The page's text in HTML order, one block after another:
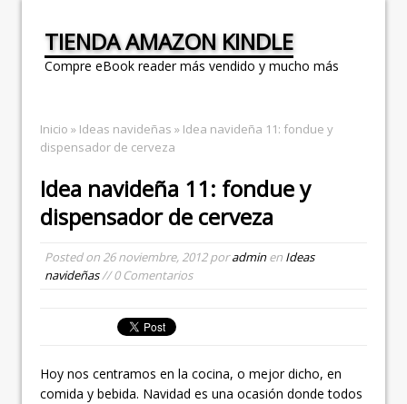
TIENDA AMAZON KINDLE
Compre eBook reader más vendido y mucho más
Inicio » Ideas navideñas » Idea navideña 11: fondue y
dispensador de cerveza
Idea navideña 11: fondue y
dispensador de cerveza
Posted on 26 noviembre, 2012poradminen Ideas
navideñas// 0 Comentarios
Hoy nos centramos en la cocina, o mejor dicho, en
comida y bebida. Navidad es una ocasión donde todos